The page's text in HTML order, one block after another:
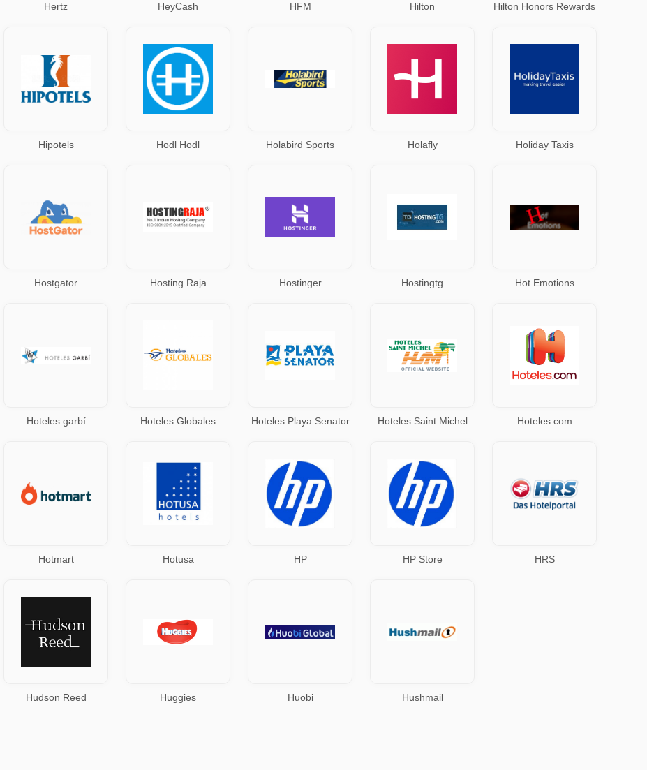
Hertz HeyCash HFM Hilton Hilton Honors Rewards
Hipotels Hodl Hodl Holabird Sports Holafly Holiday Taxis
Hostgator Hosting Raja Hostinger Hostingtg Hot Emotions
Hoteles garbí Hoteles Globales Hoteles Playa Senator Hoteles Saint Michel Hoteles.com
Hotmart Hotusa HP HP Store HRS
Hudson Reed Huggies Huobi Hushmail